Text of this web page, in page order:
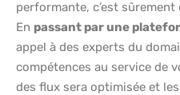
performante, c’est sûrement
En passant par une
appel à des experts du
compétences au service de
des flux sera optimisée et